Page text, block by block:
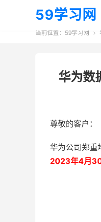
59学习网
当前位置： 59学习网 
华为数
尊敬的客户：
华为公司郑重
2023年4月30